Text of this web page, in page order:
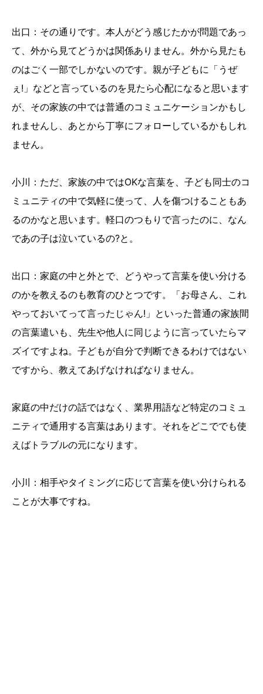
出口：その通りです。本人がどう感じたかが問題であっ
て、外から見てどうかは関係ありません。外から見たも
のはごく一部でしかないのです。親が子どもに「うぜ
ぇ!」などと言っているのを見たら心配になると思います
が、その家族の中では普通のコミュニケーションかもし
れませんし、あとから丁寧にフォローしているかもしれ
ません。
小川：ただ、家族の中ではOKな言葉を、子ども同士のコ
ミュニティの中で気軽に使って、人を傷つけることもあ
るのかなと思います。軽口のつもりで言ったのに、なん
であの子は泣いているの?と。
出口：家庭の中と外とで、どうやって言葉を使い分ける
のかを教えるのも教育のひとつです。「お母さん、これ
やっておいてって言ったじゃん!」といった普通の家族間
の言葉遣いも、先生や他人に同じように言っていたらマ
ズイですよね。子どもが自分で判断できるわけではない
ですから、教えてあげなければなりません。
家庭の中だけの話ではなく、業界用語など特定のコミュ
ニティで通用する言葉はあります。それをどこででも使
えばトラブルの元になります。
小川：相手やタイミングに応じて言葉を使い分けられる
ことが大事ですね。